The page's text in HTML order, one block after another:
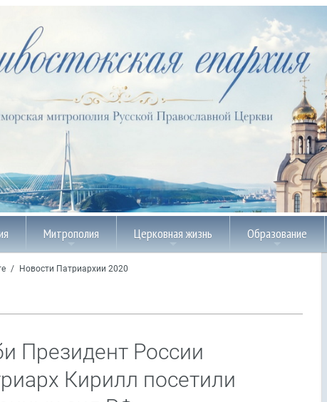
Митрополия Церковная жизнь Образование
/ Новости Патриархии 2020
Президент России
Кирилл посетили